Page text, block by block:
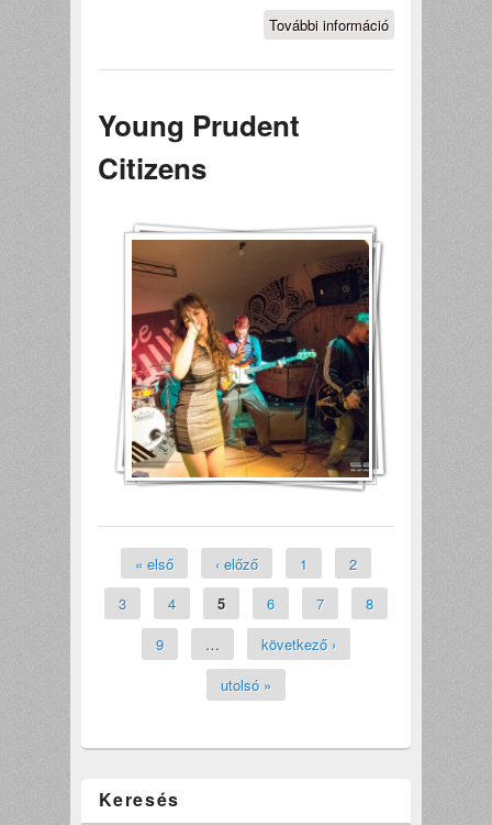
További információ
PRUDENT
Young Prudent
Citizens
Oldalak
« első ‹ előző 1
2
3
4 5 6 7
8
9
…
következő ›
utolsó »
Keresés